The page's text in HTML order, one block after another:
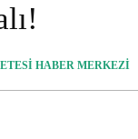
HABER MERKEZI